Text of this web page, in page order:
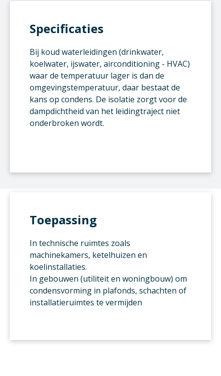
Specificaties
Bij koud waterleidingen (drinkwater,
koelwater, ijswater, airconditioning - HVAC)
waar de temperatuur lager is dan de
omgevingstemperatuur, daar bestaat de
kans op condens. De isolatie zorgt voor de
dampdichtheid van het leidingtraject niet
onderbroken wordt.
Toepassing
In technische ruimtes zoals
machinekamers, ketelhuizen en
koelinstallaties.
In gebouwen (utiliteit en woningbouw) om
condensvorming in plafonds, schachten of
installatieruimtes te vermijden